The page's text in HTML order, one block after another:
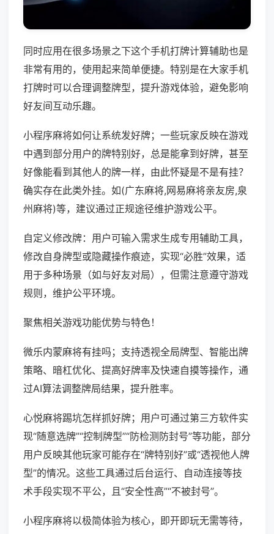
同时应用在很多场景之下这个手机打牌计算辅助也是
非常有用的，使用起来简单便捷。特别是在大家手机
打牌时可以合理调整牌型，提升游戏体验，避免影响
好友间互动乐趣。
小程序麻将如何让系统发好牌；一些玩家反映在游戏
中遇到部分用户的牌特别好，总是能拿到好牌，甚至
好像能看到其他人的牌一样，由此怀疑是不是有挂？
确实存在此类外挂。如(广东麻将,网易麻将亲友房,泉
州麻将)等，建议通过正规途径维护游戏公平。
自定义修改牌：用户可输入需求生成专用辅助工具，
修改自身牌型或隐藏操作痕迹，实现“必胜”效果，适
用于多种场景（如与好友对局），但需注意遵守游戏
规则，维护公平环境。
聚焦相关游戏功能优势与特色！
微乐内蒙麻将有挂吗；支持透视全局牌型、智能出牌
策略、暗杠优化、提高好牌率及快速自摸等操作，通
过AI算法调整牌局结果，提升胜率。
心悦麻将踢坑怎样抓好牌；用户可通过第三方软件实
现“随意选牌”“控制牌型”“防检测防封号”等功能，部分
用户反映其他玩家可能存在“牌特别好”或“透视他人牌
型”的情况。这些工具通过后台运行、自动连接等技
术手段实现不平公，且“安全性高”“不被封号”。
小程序麻将以极简体验为核心，即开即玩无需等待，